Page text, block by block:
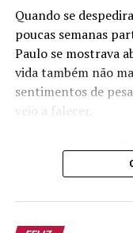
São Pedro da
Quando se
poucas semanas
Paulo se mostrava
vida também não
sentimentos de
veio a falecer.
para vir à cidade
garoto de vinte e
que queria da vida.